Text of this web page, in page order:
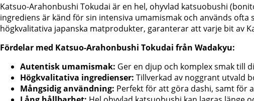
Katsuo-Arahonbushi Tokudai är en hel, ohyvlad katsuobushi
ingrediens är känd för sin intensiva umamismak och används
högkvalitativa japanska matprodukter, garanterar att varje bit av
Fördelar med Katsuo-Arahonbushi Tokudai från Wadakyu:
Autentisk umamismak: Ger en djup och komplex smak till
Högkvalitativa ingredienser: Tillverkad av noggrant utvald
Mångsidig användning: Perfekt för att göra dashi, samt för